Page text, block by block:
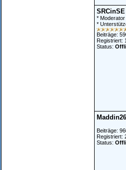
SRCinSE
* Moderator
*
Beiträge:
Registriert:
Status:
Maddin26
Beiträge:
Registriert:
Status: